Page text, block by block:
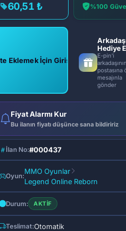
60,51 ₺ %100
Eklemek İçin Giriş Yap
Hediye
E-pin'i
postasına
mesajınla
gönder
Fiyat Alarmı Kur
Bu ilanın fiyatı düşünce sana bildiririz
İlan No:#000437
Oyun:
MMO Oyunlar
Legend Online Reborn
Durum: AKTIF
Teslimat:Otomatik